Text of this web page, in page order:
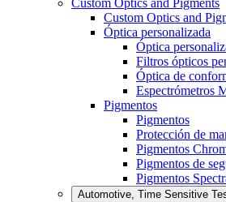
Custom Optics and Pigments
Custom Optics and
Óptica personalizada
Óptica
Filtros ópticos
Óptica de
Espectrómetros
Pigmentos
Pigmentos
Protección de
Pigmentos
Pigmentos de
Pigmentos
Automotive, Time Sensitive